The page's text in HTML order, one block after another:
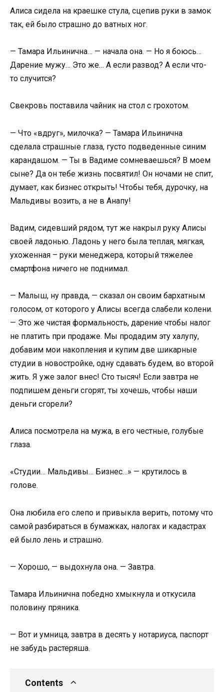
Алиса сидела на краешке стула, сцепив руки в замок
так, ей было страшно до ватных ног.
— Тамара Ильинична… — начала она. — Но я боюсь…
Дарение мужу… Это же… А если развод? А если что-
то случится?
Свекровь поставила чайник на стол с грохотом.
— Что «вдруг», милочка? — Тамара Ильинична
сделала страшные глаза, густо подведенные синим
карандашом. — Ты в Вадиме сомневаешься? В моем
сыне? Да он тебе жизнь посвятил! Он ночами не спит,
думает, как бизнес открыть! Чтобы тебя, дурочку, на
Мальдивы возить, а не в Анапу!
Вадим, сидевший рядом, тут же накрыл руку Алисы
своей ладонью. Ладонь у него была теплая, мягкая,
ухоженная – руки менеджера, который тяжелее
смартфона ничего не поднимал.
— Малыш, ну правда, — сказал он своим бархатным
голосом, от которого у Алисы всегда слабели колени.
— Это же чистая формальность, дарение чтобы налог
не платить при продаже. Мы продадим эту халупу,
добавим мои накопления и купим две шикарные
студии в новостройке, одну сдавать будем, во второй
жить. Я уже залог внес! Сто тысяч! Если завтра не
подпишем деньги сгорят, ты хочешь, чтобы наши
деньги сгорели?
Алиса посмотрела на мужа, в его честные, голубые
глаза.
«Студии… Мальдивы… Бизнес…» — крутилось в
голове.
Она любила его слепо и привыкла верить, потому что
самой разбираться в бумажках, налогах и кадастрах
ей было лень и страшно.
— Хорошо, — выдохнула она. — Завтра.
Тамара Ильинична победно хмыкнула и откусила
половину пряника.
— Вот и умница, завтра в десять у нотариуса, паспорт
не забудь растеряша.
Contents